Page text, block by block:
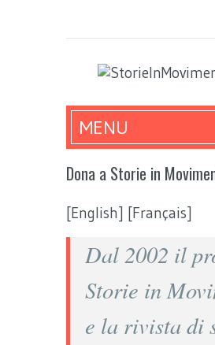
MENU
Dona a Storie in
[English] [Français]
Dal 2002 il
Storie in
e la rivista di